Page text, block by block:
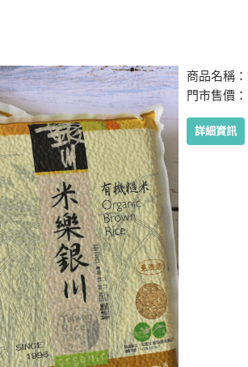
商品名稱
門市售價
詳細資訊